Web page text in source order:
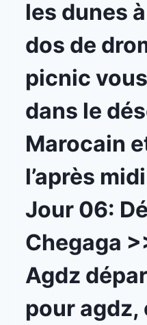
les dunes
dos de
picnic
dans le
Marocain
l’après
Jour 06:
Chegaga
Agdz
pour